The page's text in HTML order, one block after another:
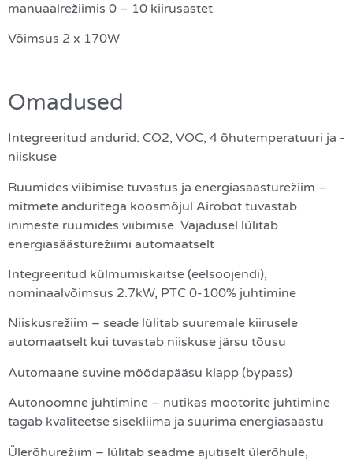
manuaalrežiimis 0 – 10 kiirusastet
Võimsus 2 x 170W
Omadused
Integreeritud andurid: CO2, VOC, 4 õhutemperatuuri ja -
niiskuse
Ruumides viibimise tuvastus ja energiasäästurežiim –
mitmete anduritega koosmõjul Airobot tuvastab
inimeste ruumides viibimise. Vajadusel lülitab
energiasäästurežiimi automaatselt
Integreeritud külmumiskaitse (eelsoojendi),
nominaalvõimsus 2.7kW, PTC 0-100% juhtimine
Niiskusrežiim – seade lülitab suuremale kiirusele
automaatselt kui tuvastab niiskuse järsu tõusu
Automaane suvine möödapääsu klapp (bypass)
Autonoomne juhtimine – nutikas mootorite juhtimine
tagab kvaliteetse sisekliima ja suurima energiasäästu
Ülerõhurežiim – lülitab seadme ajutiselt ülerõhule,